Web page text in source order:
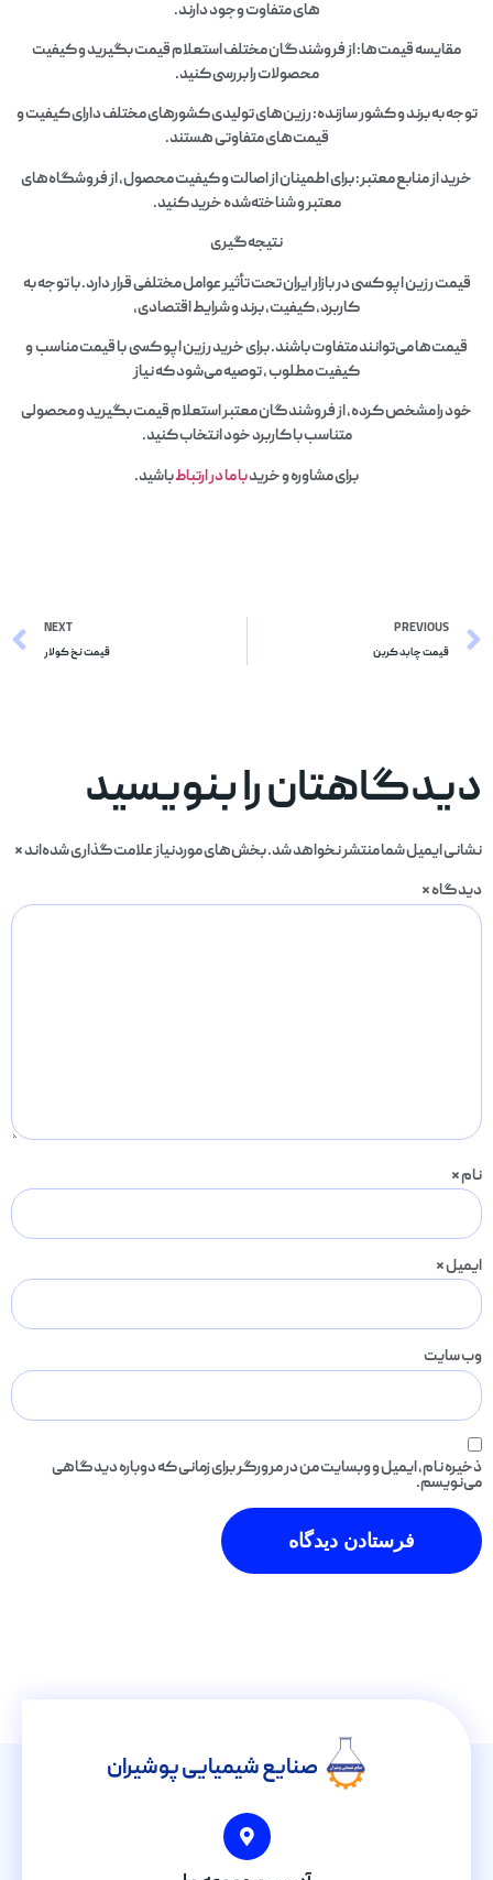
های متفاوت وجود دارند.
مقایسه قیمت‌ها:از فروشندگان مختلف استعلام قیمت بگیرید و کیفیت
محصولات را بررسی کنید.
توجه به برند و کشور سازنده:رزین‌های تولیدی کشورهای مختلف دارای کیفیت و
قیمت‌های متفاوتی هستند.
خرید از منابع معتبر:برای اطمینان از اصالت و کیفیت محصول، از فروشگاه‌های
معتبر و شناخته‌شده خرید کنید.
نتیجه‌گیری
قیمت رزین اپو کسی در بازار ایران تحت تأثیر عوامل مختلفی قرار دارد.با توجه به
کاربرد، کیفیت، برند و شرایط اقتصادی،
قیمت‌ها می‌توانند متفاوت باشند.برای خرید رزین اپو کسی با قیمت مناسب و
کیفیت مطلوب ، توصیه می‌شود که نیاز
خود را مشخص کرده، از فروشندگان معتبر استعلام قیمت بگیرید و محصولی
متناسب با کاربرد خود انتخاب کنید.
برای مشاوره و خریدبا ما در ارتباطباشید.
PREVIOUS
قیمت چابد کربن
NEXT
قیمت نخ کولار
دیدگاهتان را بنویسید
نشانی ایمیل شما منتشر نخواهد شد.بخش‌های موردنیاز علامت‌گذاری شده‌اند*
دیدگاه*
نام*
ایمیل*
وب‌ سایت
ذخیره نام، ایمیل و وبسایت من در مرورگر برای زمانی که دوباره دیدگاهی
می‌نویسم.
صنایع شیمیایی پوشیران